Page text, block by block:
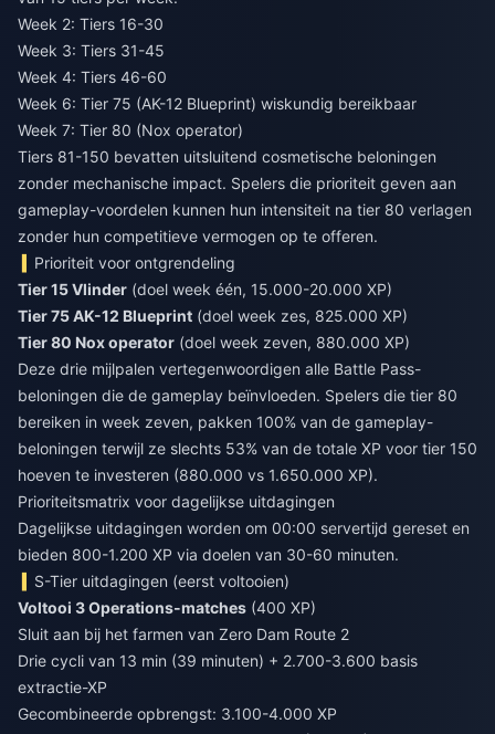
Week 2: Tiers 16-30
Week 3: Tiers 31-45
Week 4: Tiers 46-60
Week 6: Tier 75 (AK-12 Blueprint) wiskundig bereikbaar
Week 7: Tier 80 (Nox operator)
Tiers 81-150 bevatten uitsluitend cosmetische beloningen
zonder mechanische impact. Spelers die prioriteit geven aan
gameplay-voordelen kunnen hun intensiteit na tier 80 verlagen
zonder hun competitieve vermogen op te offeren.
Prioriteit voor ontgrendeling
Tier 15 Vlinder (doel week één, 15.000-20.000 XP)
Tier 75 AK-12 Blueprint (doel week zes, 825.000 XP)
Tier 80 Nox operator (doel week zeven, 880.000 XP)
Deze drie mijlpalen vertegenwoordigen alle Battle Pass-
beloningen die de gameplay beïnvloeden. Spelers die tier 80
bereiken in week zeven, pakken 100% van de gameplay-
beloningen terwijl ze slechts 53% van de totale XP voor tier 150
hoeven te investeren (880.000 vs 1.650.000 XP).
Prioriteitsmatrix voor dagelijkse uitdagingen
Dagelijkse uitdagingen worden om 00:00 servertijd gereset en
bieden 800-1.200 XP via doelen van 30-60 minuten.
S-Tier uitdagingen (eerst voltooien)
Voltooi 3 Operations-matches (400 XP)
Sluit aan bij het farmen van Zero Dam Route 2
Drie cycli van 13 min (39 minuten) + 2.700-3.600 basis
extractie-XP
Gecombineerde opbrengst: 3.100-4.000 XP